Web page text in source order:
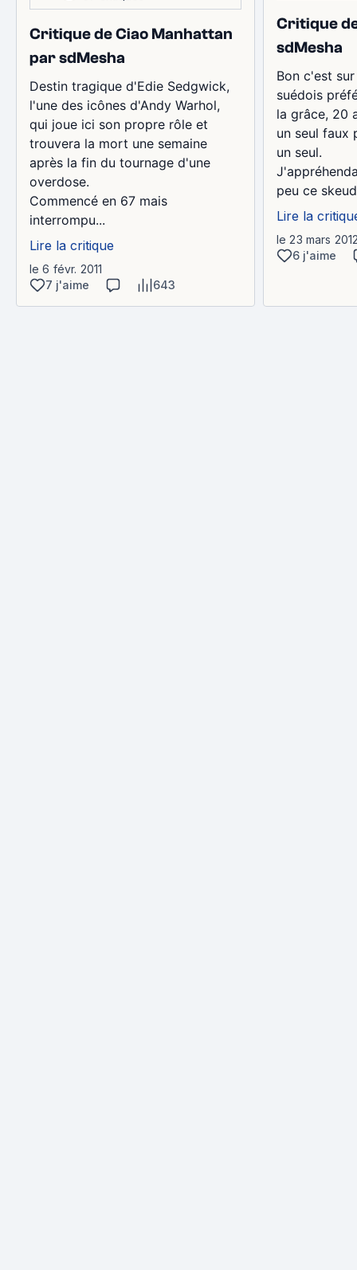
Critique de Ciao Manhattan
par sdMesha
Destin tragique d'Edie Sedgwick,
l'une des icônes d'Andy Warhol,
qui joue ici son propre rôle et
trouvera la mort une semaine
après la fin du tournage d'une
overdose.
Commencé en 67 mais
interrompu...
Lire la critique
le 6 févr. 2011
7 j'aime
643
Critique
sdMesha
Bon c'est
suédois
la grâce, 20
un seul faux
un seul.
peu ce
Lire la
le 23 mars
6 j'aime